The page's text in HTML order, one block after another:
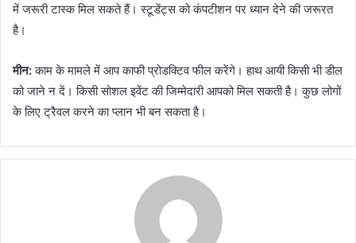
में जरूरी टास्क मिल सकते हैं। स्टूडेंट्स को कंपटीशन पर ध्यान देने की जरूरत
है।
मीन:काम के मामले में आप काफी प्रोडक्टिव फील करेंगे। हाथ आयी किसी भी डील
को जाने न दें। किसी सोशल इवेंट की जिम्मेदारी आपको मिल सकती है। कुछ लोगों
के लिए ट्रैवल करने का प्लान भी बन सकता है।